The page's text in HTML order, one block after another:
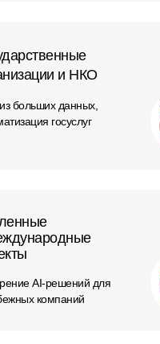
AI-решений для
компаний
и НКО
больших данных,
госуслуг